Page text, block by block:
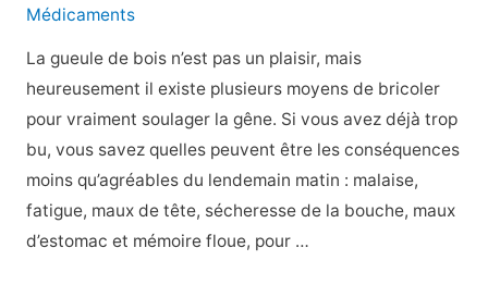
faire
pour
5
ou
moins
Médicaments
La gueule de bois n’est pas un plaisir, mais
heureusement il existe plusieurs moyens de bricoler
pour vraiment soulager la gêne. Si vous avez déjà trop
bu, vous savez quelles peuvent être les conséquences
moins qu’agréables du lendemain matin : malaise,
fatigue, maux de tête, sécheresse de la bouche, maux
d’estomac et mémoire floue, pour …